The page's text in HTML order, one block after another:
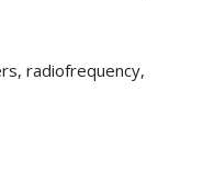
radiofrequency,